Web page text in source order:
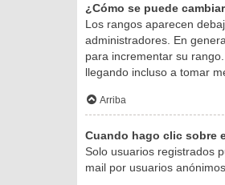
¿Cómo se puede
Los rangos aparecen
administradores. En
para incrementar su
llegando incluso a tomar
Arriba
Cuando hago clic sobre
Solo usuarios registrados
mail por usuarios